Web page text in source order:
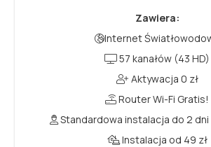
Zawiera:
Internet
57 kanałów (43 HD)
Aktywacja 0 zł
Router Wi-Fi Gratis!
Standardowa instalacja do 2
Instalacja od 49 zł